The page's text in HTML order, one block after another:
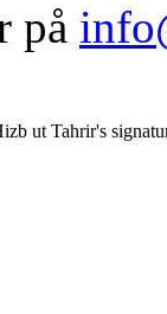
på
ut Tahrir's